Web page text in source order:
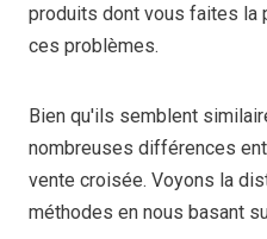
produits dont vous faites la
ces problèmes.
Bien qu'ils semblent
nombreuses différences
vente croisée. Voyons la
méthodes en nous basant